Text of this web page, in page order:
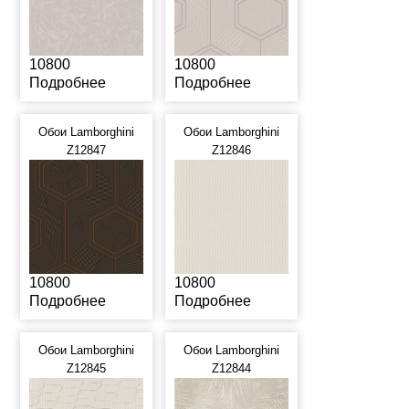
10800
Подробнее
10800
Подробнее
Обои Lamborghini
Z12847
10800
Подробнее
Обои Lamborghini
Z12846
10800
Подробнее
Обои Lamborghini
Z12845
Обои Lamborghini
Z12844